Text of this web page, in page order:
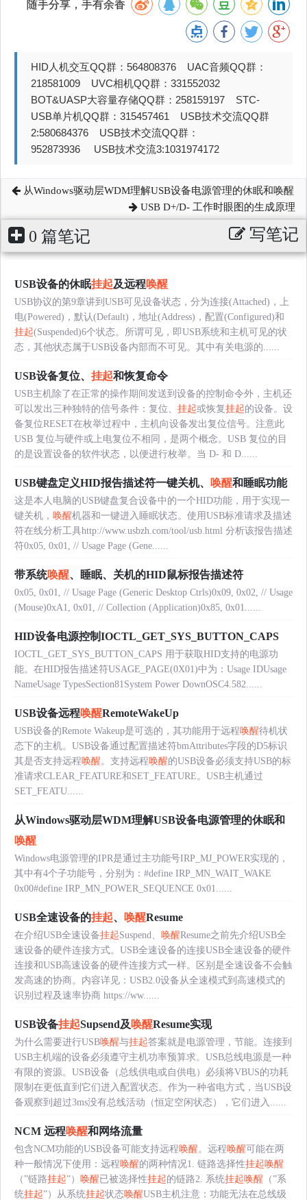
随手分享，手有余香
HID人机交互QQ群：564808376 UAC音频QQ群：
218581009 UVC相机QQ群：331552032
BOT&UASP大容量存储QQ群：258159197 STC-
USB单片机QQ群：315457461 USB技术交流QQ群
2:580684376 USB技术交流QQ群：
952873936 USB技术交流3:1031974172
从Windows驱动层WDM理解USB设备电源管理的休眠和唤醒
USB D+/D- 工作时眼图的生成原理
0 篇笔记 写笔记
USB设备的休眠挂起及远程唤醒
USB协议的第9章讲到USB可见设备状态，分为连接(Attached)，上
电(Powered)，默认(Default)，地址(Address)，配置(Configured)和
挂起(Suspended)6个状态。所谓可见，即USB系统和主机可见的状
态，其他状态属于USB设备内部而不可见。其中有关电源的......
USB设备复位、 挂起和恢复命令
USB主机除了在正常的操作期间发送到设备的控制命令外，主机还
可以发出三种独特的信号条件：复位、 挂起或恢复挂起的设备。设
备复位RESET在枚举过程中，主机向设备发出复位信号。注意此
USB 复位与硬件或上电复位不相同，是两个概念。USB 复位的目
的是设置设备的软件状态，以便进行枚举。当 D- 和 D......
USB键盘定义HID报告描述符一键关机、 唤醒和睡眠功能
这是本人电脑的USB键盘复合设备中的一个HID功能，用于实现一
键关机， 唤醒机器和一键进入睡眠状态。使用USB标准请求及描述
符在线分析工具http://www.usbzh.com/tool/usb.html 分析该报告描述
符0x05, 0x01, // Usage Page (Gene......
带系统唤醒、睡眠、关机的HID鼠标报告描述符
0x05, 0x01, // Usage Page (Generic Desktop Ctrls)0x09, 0x02, // Usage
(Mouse)0xA1, 0x01, // Collection (Application)0x85, 0x01......
HID设备电源控制IOCTL_GET_SYS_BUTTON_CAPS
IOCTL_GET_SYS_BUTTON_CAPS 用于获取HID支持的电源功
能。在HID报告描述符USAGE_PAGE(0X01)中为：Usage IDUsage
NameUsage TypesSection81System Power DownOSC4.582......
USB设备远程唤醒RemoteWakeUp
USB设备的Remote Wakeup是可选的，其功能用于远程唤醒待机状
态下的主机。USB设备通过配置描述符bmAttributes字段的D5标识
其是否支持远程唤醒 。支持远程唤醒的USB设备必须支持USB的标
准请求CLEAR_FEATURE和SET_FEATURE。USB主机通过
SET_FEATU......
从Windows驱动层WDM理解USB设备电源管理的休眠和
唤醒
Windows电源管理的IPR是通过主功能号IRP_MJ_POWER实现的，
其中有4个子功能号，分别为：#define IRP_MN_WAIT_WAKE
0x00#define IRP_MN_POWER_SEQUENCE 0x01......
USB全速设备的挂起、 唤醒Resume
在介绍USB全速设备挂起Suspend、 唤醒Resume之前先介绍USB全
速设备的硬件连接方式。USB全速设备的连接USB全速设备的硬件
连接和USB高速设备的硬件连接方式一样。区别是全速设备不会触
发高速的协商。内容详见：USB2.0设备从全速模式到高速模式的
识别过程及速率协商 https://ww......
USB设备挂起Supsend及 唤醒Resume实现
为什么需要进行USB唤醒与挂起答案就是电源管理，节能。连接到
USB主机端的设备必须遵守主机功率预算求。USB总线电源是一种
有限的资源。USB设备（总线供电或自供电）必须将VBUS的功耗
限制在更低直到它们进入配置状态。作为一种省电方式，当USB设
备观察到超过3ms没有总线活动（恒定空闲状态），它们进入......
NCM 远程唤醒和网络流量
包含NCM功能的USB设备可能支持远程唤醒 。远程唤醒可能在两
种一般情况下使用：远程唤醒的两种情况1. 链路选择性挂起唤醒
（”链路挂起”） 唤醒已被选择性挂起的链路2. 系统挂起唤醒 （”系
统挂起”）从系统挂起状态唤醒USB主机注意：功能无法在总线级